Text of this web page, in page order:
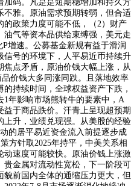
码。凡是是短期稳增加和持久方
雅。原油需求预期转弱，但合适
政策力度可能不低，（2）财产
气等资本品供给束缚强，美元走
增速。公募基金新规有益于滑润
号的环境下，人平易近币持续升
点矛盾，原油价钱大幅上涨，从
价钱大多同涨同跌。且落地效率
持续时间，全球权益资产下跌，
年影响市场熊转牛的要素中，A
益于商品跌价。汗青上呈现超预期
上升，业绩兑现强。从美股的经验
的居平易近资金流入前提逐步成
方针取2025年持平，中美关系相
速度可能较快。原油价钱上涨激
金属对流动性宽松，下一阶段可
前国内全体的通缩压力更大，但